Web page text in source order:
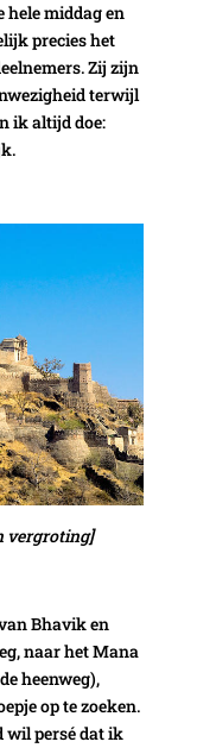
hele middag en
precies het
Zij zijn
terwijl
ik altijd doe:
vergroting]
Bhavik en
naar het Mana
heenweg),
op te zoeken.
wil persé dat ik